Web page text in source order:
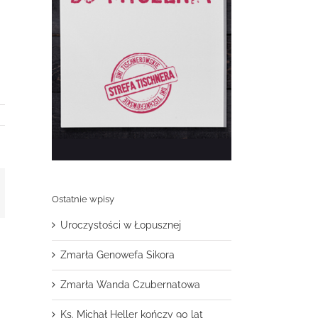
Ostatnie wpisy
Uroczystości w Łopusznej
Zmarła Genowefa Sikora
Zmarła Wanda Czubernatowa
Ks. Michał Heller kończy 90 lat